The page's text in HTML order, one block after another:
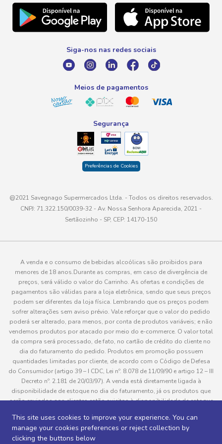
This site uses cookies to improve your experience. You can
manage your cookies preferences or reject collection by
clicking the buttons below
Natal
Promoção Fim de Ano
Telefone
0800 016 6680
atendimento@savegnago.com.br
Siga-nos nas redes sociais
Meios de pagamentos
Segurança
Preferências de Cookies
@2021 Savegnago Supermercados Ltda. - Todos os direitos reservados.
CNPJ: 71.322.150/0039-32 - Av. Nossa Senhora Aparecida, 2021 -
Sertãozinho - SP, CEP: 14170-150
A venda e o consumo de bebidas alcoólicas são proibidos para
menores de 18 anos.Durante as compras, em caso de divergência de
preços, será válido o valor do Carrinho. As ofertas e condições de
pagamentos são válidas para a loja eletrônica, sendo que seus preços
podem ser diferentes da loja física. Lembrando que os preços podem
sofrer alterações sem aviso prévio. Vale reforçar que o valor do pedido
poderá ser alterado, para menos, por conta de produtos variáveis; e não
vendemos produtos por atacado por meio do e-commerce. O valor total
da compra será processado, de fato, no cartão de crédito do cliente no
dia do faturamento do pedido. Produtos em promoção possuem
quantidades limitadas por cliente, de acordo com o Código de Defesa
do Consumidor (artigo 39 – I CDC, Lei nº. 8.078 de 11/09/90 e artigo 12 – III
Decreto nº. 2.181 de 20/03/97). A venda está diretamente ligada à
disponibilidade de estoque no dia do faturamento, já os produtos que
serão enviados aos clientes estão sujeitos à disponibilidade de estoque
pedido do cliente, este não será entregue e o valor do item não será
cobrado. As fotos dos produtos no site são ilustrativas, podendo haver
divergência com o produto real e todos os pedidos estão sujeitos à